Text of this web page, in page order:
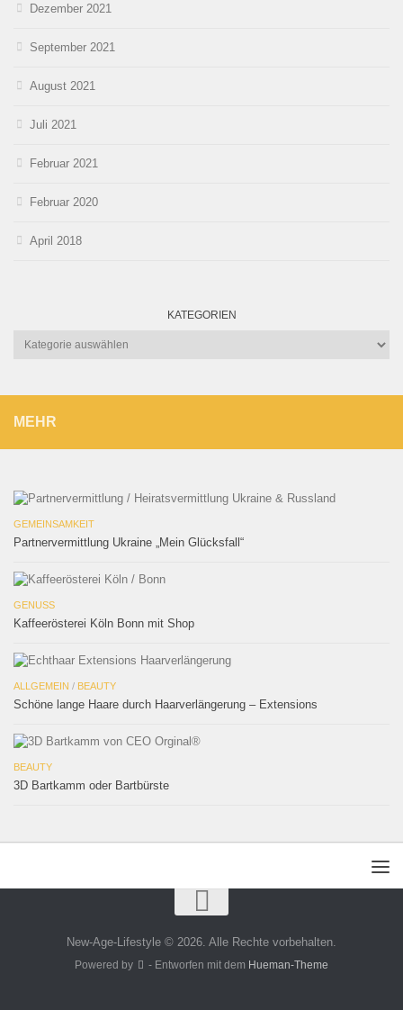
Dezember 2021
September 2021
August 2021
Juli 2021
Februar 2021
Februar 2020
April 2018
KATEGORIEN
Kategorien
MEHR
GEMEINSAMKEIT
Partnervermittlung Ukraine „Mein Glücksfall“
GENUSS
Kaffeerösterei Köln Bonn mit Shop
ALLGEMEIN / BEAUTY
Schöne lange Haare durch Haarverlängerung – Extensions
BEAUTY
3D Bartkamm oder Bartbürste
New-Age-Lifestyle © 2026. Alle Rechte vorbehalten.
Powered by - Entworfen mit dem Hueman-Theme